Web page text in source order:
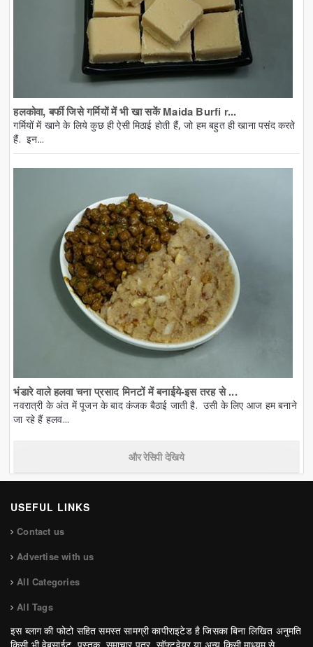
हलकोवा, बर्फी जिसे गर्मियों में भी खा सकें Maida Burfi r...
गर्मियों में खाने के लिये कुछ ही ऐसी मिठाई होती हैं, जो हम बहुत ही खाना पसंद करते
हैं. इन...
भंडारे वाले हलवा चना प्रसाद मिनटों में बनाईये-इस तरह से ...
नवरात्री के अंत में पूजन के बाद कंजक बैठाई जाती है. उसी के लिए आज हम बनाने
जा रहे हैं हलव...
और रेसिपी देखिये
USEFUL LINKS
Contact us
Advertise with us
All Categories
All Tags
इस ब्लाग की फोटो सहित समस्त सामग्री कापीराइटेड है जिसका बिना लिखित अनुमति